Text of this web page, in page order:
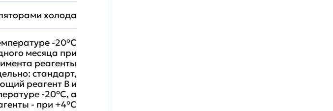
холода
-20°C
месяца при
реагенты
стандарт,
реагент B и
-20°C, а
- при +4°С